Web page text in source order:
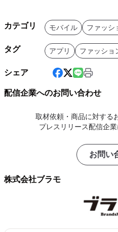
カテゴリ モバイル ファッシ
タグ アプリ ファッショ
シェア
配信企業へのお問い合わせ
取材依頼・商品に対する
プレスリリース配信企業
お問い
株式会社ブラモ